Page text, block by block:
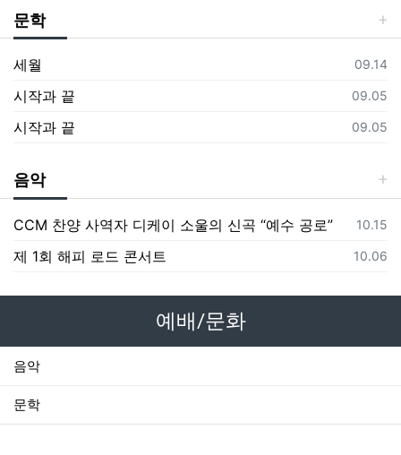
문학
등록일
09.14
세월
등록일
09.05
시작과 끝
등록일
09.05
시작과 끝
음악
등록일
10.15
CCM 찬양 사역자 디케이 소울의 신곡 “예수 공로”
등록일
10.06
제 1회 해피 로드 콘서트
예배/문화
음악
문학